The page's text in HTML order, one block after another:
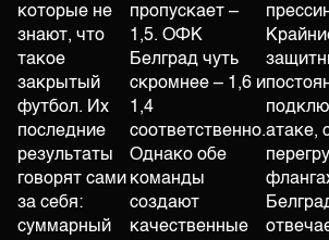
которые не
знают, что
такое
закрытый
футбол. Их
последние
результаты
говорят сами
за себя:
суммарный
пропускает –
1,5. ОФК
Белград чуть
скромнее – 1,6 и
1,4
соответственно.
Однако обе
команды
создают
качественные
атаке,